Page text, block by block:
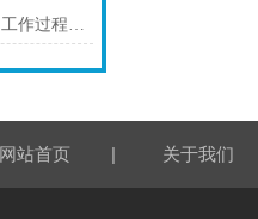
你了解了激光铀分析仪的工作过程吗？
网站首页 | 关于我们